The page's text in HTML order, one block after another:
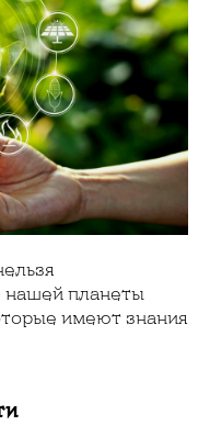
нашей планеты
имеют знания